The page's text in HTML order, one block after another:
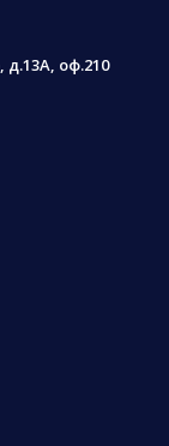
д.13А, оф.210